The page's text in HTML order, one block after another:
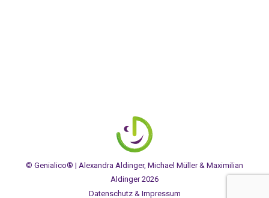
© Genialico® | Alexandra Aldinger, Michael Müller & Maximilian
Aldinger 2026
Datenschutz & Impressum